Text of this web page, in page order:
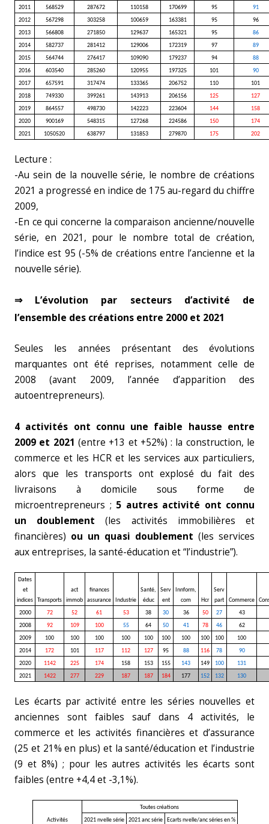
2011 568529 287672 110158 170699 95
91
2012
567298 303258 100659 163381 95
96
2013
566808 271850 129637 165321 95
86
2014
582737 281412 129006 172319 97
89
2015
564744 276417 109090 179237 94
88
2016
603540 285260 120955 197325 101
90
2017
657591 317474 133365 206752 110
101
2018
749330 399261 143913 206156 125
127
2019
864557 498730 142223 223604 144
158
2020
900169 548315 127268 224586 150
174
2021
1050520 638797 131853 279870 175 202
Lecture :
-Au sein de la nouvelle série, le nombre de créations
2021 a progressé en indice de 175 au-regard du chiffre
2009,
-En ce qui concerne la comparaison ancienne/nouvelle
série, en 2021, pour le nombre total de création,
l’indice est 95 (-5% de créations entre l’ancienne et la
nouvelle série).
⇒ L’évolution par secteurs d’activité de
l’ensemble des créations entre 2000 et 2021
Seules les années présentant des évolutions
marquantes ont été reprises, notamment celle de
2008 (avant 2009, l’année d’apparition des
autoentrepreneurs).
4 activités ont connu une faible hausse entre
2009 et 2021 (entre +13 et +52%) : la construction, le
commerce et les HCR et les services aux particuliers,
alors que les transports ont explosé du fait des
livraisons à domicile sous forme de
microentrepreneurs ; 5 autres activité ont connu
un doublement (les activités immobilières et
financières) ou un quasi doublement (les services
aux entreprises, la santé-éducation et “l’industrie”).
Dates
et
indices
Transports
act
immob
finances
assurance
Industrie
Santé,
éduc
Serv
ent
Innform,
com
Hcr
Serv
part
Commerce
2000
72 52 61 53 38 30 36 50 27
43
2008
92 109 100 55 64 50 41 78 46
62
2009
100 100 100 100 100 100 100 100 100
100
2014
172 101 117 112 127 95 88 116 78
90
2020
1142 225 174 158 153 155 143 149 100
131
2021
1422 277 229 187 187 184 177 152 132 130
Les écarts par activité entre les séries nouvelles et
anciennes sont faibles sauf dans 4 activités, le
commerce et les activités financières et d’assurance
(25 et 21% en plus) et la santé/éducation et l’industrie
(9 et 8%) ; pour les autres activités les écarts sont
faibles (entre +4,4 et -3,1%).
Activités
Toutes créations
2021 nvelle série
2021 anc série
Ecarts nvelle/anc séries en %